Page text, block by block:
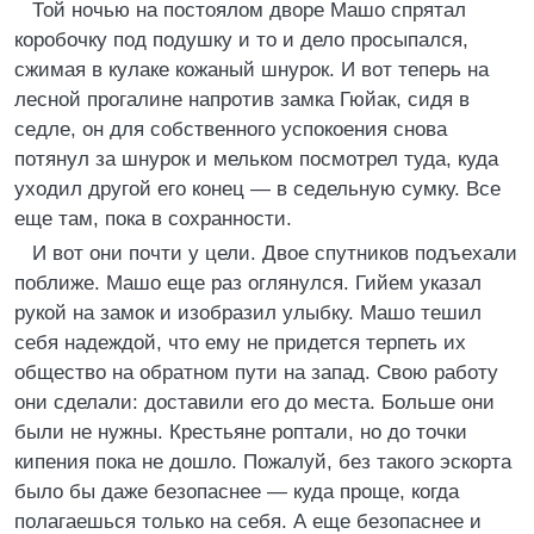
Той ночью на постоялом дворе Машо спрятал
коробочку под подушку и то и дело просыпался,
сжимая в кулаке кожаный шнурок. И вот теперь на
лесной прогалине напротив замка Гюйак, сидя в
седле, он для собственного успокоения снова
потянул за шнурок и мельком посмотрел туда, куда
уходил другой его конец — в седельную сумку. Все
еще там, пока в сохранности.
И вот они почти у цели. Двое спутников подъехали
поближе. Машо еще раз оглянулся. Гийем указал
рукой на замок и изобразил улыбку. Машо тешил
себя надеждой, что ему не придется терпеть их
общество на обратном пути на запад. Свою работу
они сделали: доставили его до места. Больше они
были не нужны. Крестьяне роптали, но до точки
кипения пока не дошло. Пожалуй, без такого эскорта
было бы даже безопаснее — куда проще, когда
полагаешься только на себя. А еще безопаснее и